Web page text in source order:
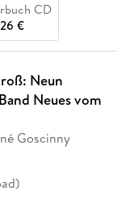
CD
€
Neun
Neues vom
Goscinny